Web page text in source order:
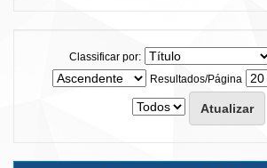
Classificar por:
Resultados/Página